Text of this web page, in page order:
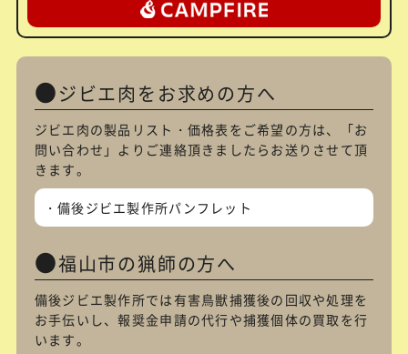
ジビエ肉をお求めの方へ
ジビエ肉の製品リスト・価格表をご希望の方は、「お
問い合わせ 」よりご連絡頂きましたらお送りさせて頂
きます。
備後ジビエ製作所パンフレット
福山市の猟師の方へ
備後ジビエ製作所では有害鳥獣捕獲後の回収や処理を
お手伝いし、報奨金申請の代行や捕獲個体の買取を行
います。